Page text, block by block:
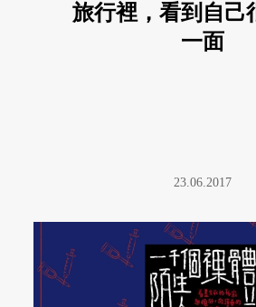
旅行裡，看到自己
一面
23.06.2017